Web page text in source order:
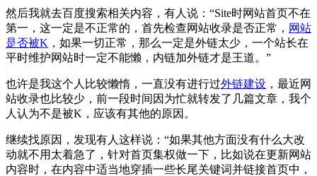
然后我就去百度搜索相关内容，有人说：“Site时网站首页不在
第一，这一定是不正常的，首先检查网站收录是否正常， 网站
是否被K ，如果一切正常，那么一定是外链太少，一个站长在
平时维护网站时一定不能懒，内链加外链才是王道。”
也许是我这个人比较懒惰，一直没有进行过外链建设 ，最近网
站收录也比较少，前一段时间因为忙就转发了几篇文章，我个
人认为不是被K，应该有其他的原因。
继续找原因，发现有人这样说：“如果其他方面没有什么大改
动就不用太着急了，针对首页集权做一下，比如说在更新网站
内容时，在内容中适当地穿插一些长尾关键词并链接首页中，